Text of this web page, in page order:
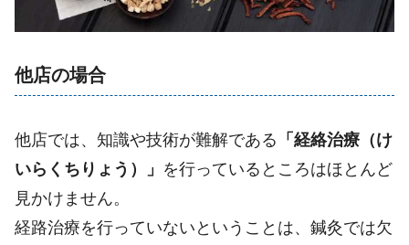
他店の場合
他店では、知識や技術が難解である 「経絡治療（け
いらくちりょう）」 を行っているところはほとんど
見かけません。
経路治療を行っていないということは、鍼灸では欠